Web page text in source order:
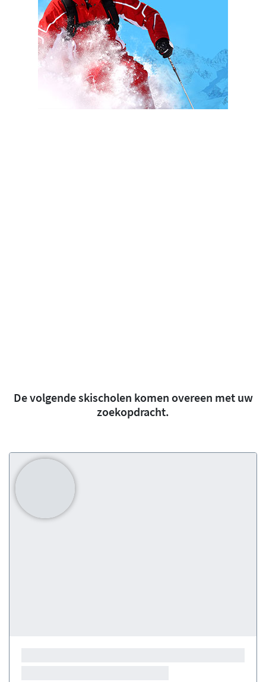
De volgende skischolen komen overeen met uw
zoekopdracht.